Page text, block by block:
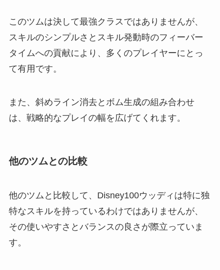
このツムは決して最強クラスではありませんが、
スキルのシンプルさとスキル発動時のフィーバー
タイムへの貢献により、多くのプレイヤーにとっ
て有用です。
また、斜めライン消去とボム生成の組み合わせ
は、戦略的なプレイの幅を広げてくれます。
他のツムとの比較
他のツムと比較して、Disney100ウッディは特に独
特なスキルを持っているわけではありませんが、
その使いやすさとバランスの良さが際立っていま
す。